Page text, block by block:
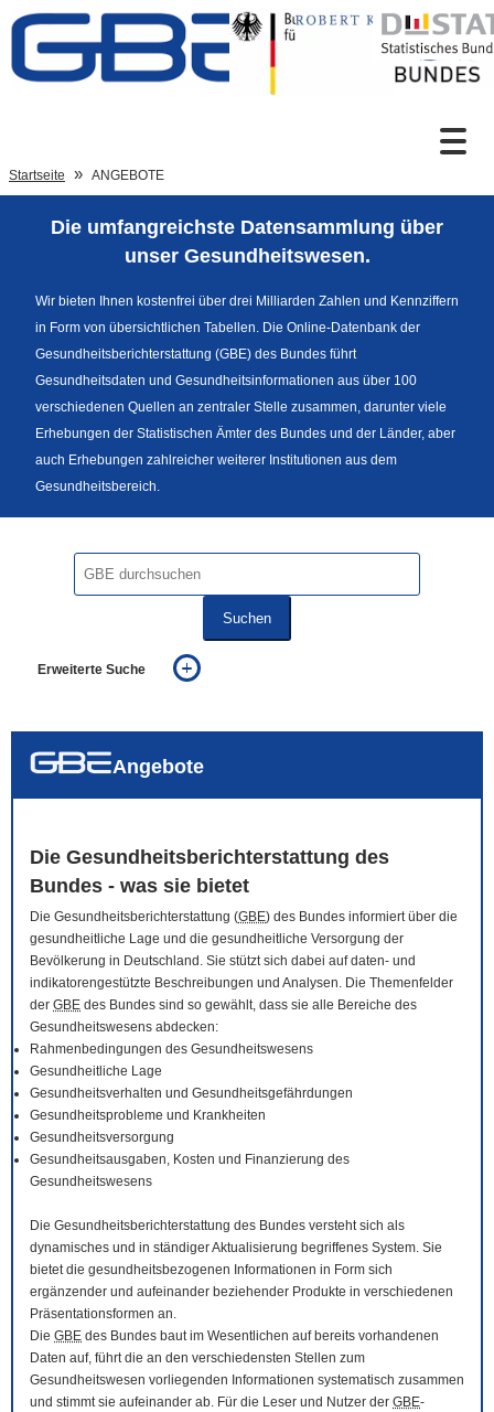
Zum Inhalt
Sprachumschaltung
Fußzeile
Startseite ANGEBOTE
Die umfangreichste Datensammlung über
unser Gesundheitswesen.
Wir bieten Ihnen kostenfrei über drei Milliarden Zahlen und Kennziffern
in Form von übersichtlichen Tabellen. Die Online-Datenbank der
Gesundheitsberichterstattung (GBE) des Bundes führt
Gesundheitsdaten und Gesundheitsinformationen aus über 100
verschiedenen Quellen an zentraler Stelle zusammen, darunter viele
Erhebungen der Statistischen Ämter des Bundes und der Länder, aber
auch Erhebungen zahlreicher weiterer Institutionen aus dem
Gesundheitsbereich.
Suchen
Erweiterte Suche
auch in allen Texten suchen (Volltextsuche)
Angebote
Die Gesundheitsberichterstattung des
Bundes - was sie bietet
Die Gesundheitsberichterstattung (GBE) des Bundes informiert über die
gesundheitliche Lage und die gesundheitliche Versorgung der
Bevölkerung in Deutschland. Sie stützt sich dabei auf daten- und
indikatorengestützte Beschreibungen und Analysen. Die Themenfelder
der GBE des Bundes sind so gewählt, dass sie alle Bereiche des
Gesundheitswesens abdecken:
Rahmenbedingungen des Gesundheitswesens
Gesundheitliche Lage
Gesundheitsverhalten und Gesundheitsgefährdungen
Gesundheitsprobleme und Krankheiten
Gesundheitsversorgung
Gesundheitsausgaben, Kosten und Finanzierung des
Gesundheitswesens
Die Gesundheitsberichterstattung des Bundes versteht sich als
dynamisches und in ständiger Aktualisierung begriffenes System. Sie
bietet die gesundheitsbezogenen Informationen in Form sich
ergänzender und aufeinander beziehender Produkte in verschiedenen
Präsentationsformen an.
Die GBE des Bundes baut im Wesentlichen auf bereits vorhandenen
Daten auf, führt die an den verschiedensten Stellen zum
Gesundheitswesen vorliegenden Informationen systematisch zusammen
und stimmt sie aufeinander ab. Für die Leser und Nutzer der GBE-